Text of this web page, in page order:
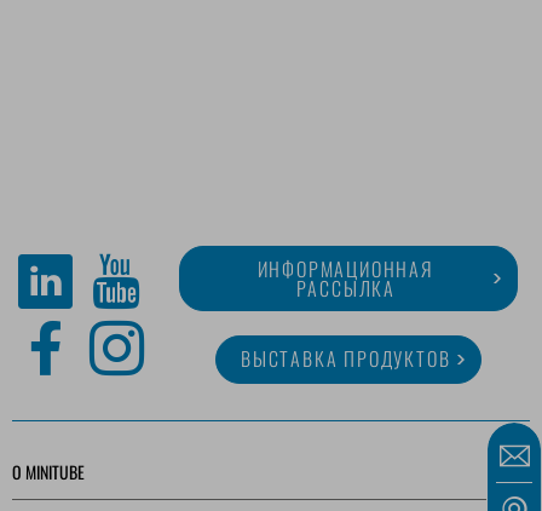
ИНФОРМАЦИОННАЯ
РАССЫЛКА
ВЫСТАВКА ПРОДУКТОВ
O MINITUBE